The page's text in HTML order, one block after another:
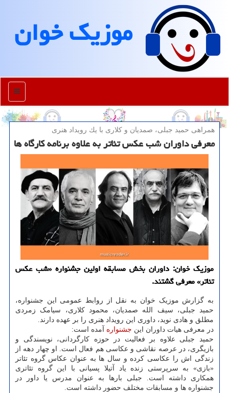
موزیك خوان
منو
همراهی حمید جبلی، صمدیان و كلاری با یك رویداد هنری
معرفی داوران شب عکس تئاتر به علاوه برنامه کارگاه ها
موزیک خوان: داوران بخش مسابقه اولین جشنواره «شب عکس
تئاتر» معرفی گشتند.
به گزارش موزیک خوان به نقل از روابط عمومی این جشنواره،
حمید جبلی، سیف الله صمدیان، محمود کلاری، سیامک زمردی
مطلق و هادی نوید، داوری این رویداد هنری را بر عهده دارند.
در معرفی هیات داوران این جشنواره آمده است:
حمید جبلی علاوه بر فعالیت در حوزه کارگردانی، نویسندگی و
بازیگری، در عرصه نقاشی و عکاسی هم فعال است. او چهار دهه از
زندگی اش را عکاسی کرده و سال ها به عنوان عکاس گروه تئاتر
«بازی» به سرپرستی زنده یاد آتیلا پسیانی با این گروه تئاتری
همکاری داشته است. جبلی بارها به عنوان مدرس یا داور در
جشنواره ها و مسابقات مختلف حضور داشته است.